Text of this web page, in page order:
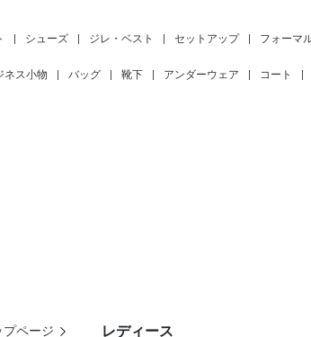
シューズ ジレ・ベスト セットアップ フォーマ
ネス小物 バッグ 靴下 アンダーウェア コート
プページ レディース